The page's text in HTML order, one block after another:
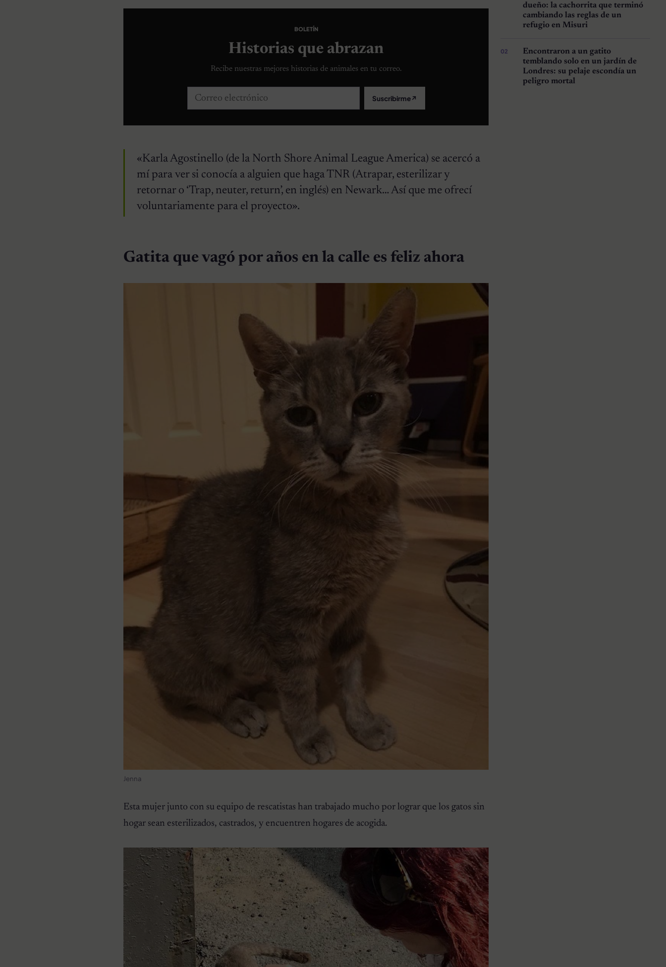
BOLETÍN
Historias que abrazan
Recibe nuestras mejores historias de animales en tu correo.
Correo electrónico Suscribirme↗
«Karla Agostinello (de la North Shore Animal League America) se acercó a
mí para ver si conocía a alguien que haga TNR (Atrapar, esterilizar y
retornar o ‘Trap, neuter, return’, en inglés) en Newark… Así que me ofrecí
voluntariamente para el proyecto».
Gatita que vagó por años en la calle es feliz ahora
Jenna
Esta mujer junto con su equipo de rescatistas han trabajado mucho por lograr que los gatos sin
hogar sean esterilizados, castrados, y encuentren hogares de acogida.
dueño: la cachorrita que terminó
cambiando las reglas de un
refugio en Misuri
Encontraron a un gatito
temblando solo en un jardín de
Londres: su pelaje escondía un
peligro mortal